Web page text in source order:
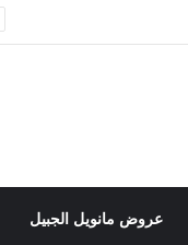
عروض مانويل الجبيل